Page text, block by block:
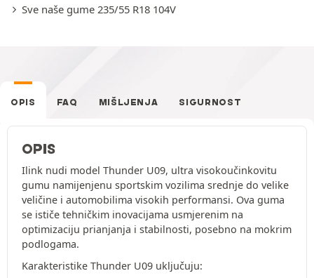
Sve naše gume 235/55 R18 104V
OPIS FAQ MIŠLJENJA SIGURNOST
OPIS
Ilink nudi model Thunder U09, ultra visokoučinkovitu
gumu namijenjenu sportskim vozilima srednje do velike
veličine i automobilima visokih performansi. Ova guma
se ističe tehničkim inovacijama usmjerenim na
optimizaciju prianjanja i stabilnosti, posebno na mokrim
podlogama.
Karakteristike Thunder U09 uključuju: